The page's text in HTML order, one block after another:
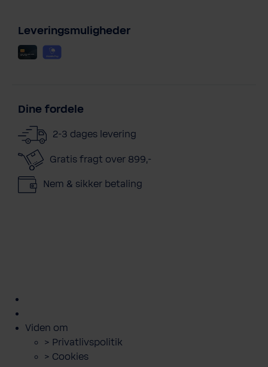
Leveringsmuligheder
Dine fordele
2-3 dages levering
Gratis fragt over 899,-
Nem & sikker betaling
600
Bestil
Bestil
Book
Lej
Downloads
guides
Viden om
> Privatlivspolitik
> Cookies